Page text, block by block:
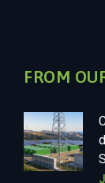
FROM